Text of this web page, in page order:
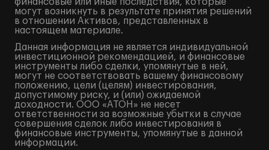
могут возникнуть в результате принятия решений
в отношении Активов, представленных в
настоящем материале.
Данная информация не является индивидуальной
инвестиционной рекомендацией, и финансовые
инструменты либо сделки, упомянутые в ней,
могут не соответствовать вашему финансовому
положению, цели (целям) инвестирования,
допустимому риску, и (или) ожидаемой
доходности. ООО «АТОН» не несет
ответственности за возможные убытки в случае
совершения сделок либо инвестирования в
финансовые инструменты, упомянутые в данной
информации.